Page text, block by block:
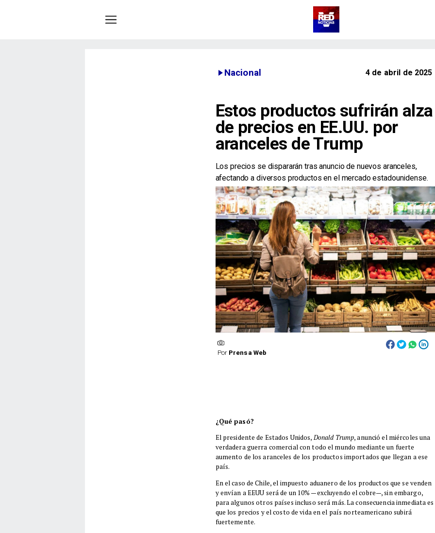
Nacional 4 de abril de 2025
Estos productos sufrirán alza
de precios en EE.UU. por
aranceles de Trump
Los precios se dispararán tras anuncio de nuevos aranceles,
afectando a diversos productos en el mercado estadounidense.
Por Prensa Web
¿Qué pasó?
El presidente de Estados Unidos,Donald Trump, anunció el miércoles una
verdadera guerra comercial con todo el mundo mediante un fuerte
aumento de los aranceles de los productos importados que llegan a ese
país.
En el caso de Chile, el impuesto aduanero de los productos que se venden
y envían a EEUU será de un 10% —excluyendo el cobre—, sin embargo,
para algunos otros países incluso será más. La consecuencia inmediata es
que los precios y el costo de vida en el país norteamericano subirá
fuertemente.